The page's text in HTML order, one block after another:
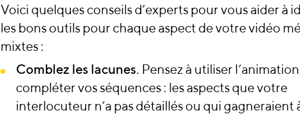
Voici quelques conseils d’experts pour vous aider à
les bons outils pour chaque aspect de votre vidéo
mixtes :
Comblez les lacunes. Pensez à utiliser
compléter vos séquences : les aspects que votre
interlocuteur n’a pas détaillés ou qui gagneraient